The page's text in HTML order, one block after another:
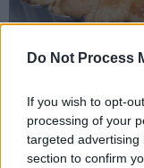
Do Not Process
If you wish to opt-
processing of your
targeted
section to confirm
Az elkészítés menete: